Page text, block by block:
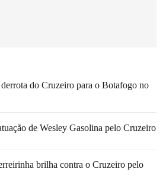
do Cruzeiro para o Botafogo no
de Wesley Gasolina pelo Cruzeiro
brilha contra o Cruzeiro pelo